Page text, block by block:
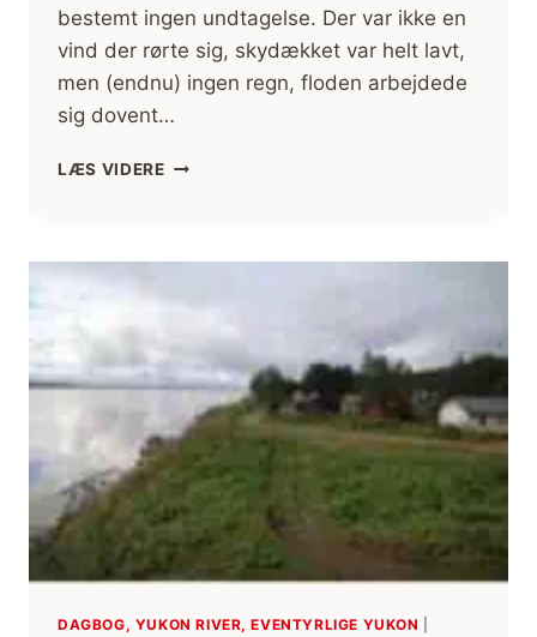
bestemt ingen undtagelse. Der var ikke en
vind der rørte sig, skydækket var helt lavt,
men (endnu) ingen regn, floden arbejdede
sig dovent…
LÆS VIDEREFORNØJELSEN
MORGEN
DAGBOG, YUKON RIVER, EVENTYRLIGE YUKON